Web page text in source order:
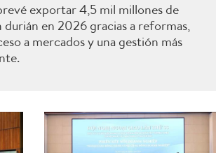
exportar 4,5 mil millones de
durián en 2026 gracias a reformas,
a mercados y una gestión más